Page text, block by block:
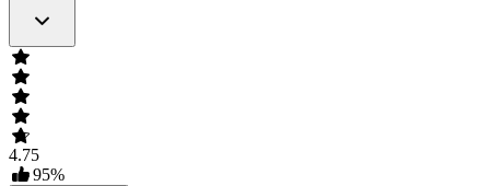
4.75
95%